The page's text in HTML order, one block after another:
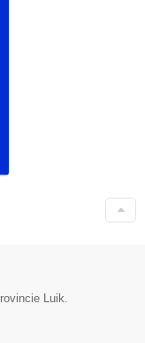
Luik.